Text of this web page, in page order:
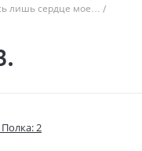
лишь сердце мое…
2